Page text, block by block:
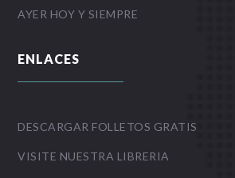
AYER HOY Y SIEMPRE
ENLACES
DESCARGAR FOLLETOS GRATIS
VISITE NUESTRA LIBRERIA